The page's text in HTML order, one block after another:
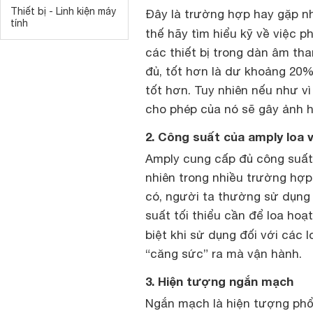
Thiết bị - Linh kiện máy
tính
Đây là trường hợp hay gặp
thế hãy tìm hiểu kỹ về việc
các thiết bị trong dàn âm
đủ, tốt hơn là dư khoảng
tốt hơn. Tuy nhiên nếu như
cho phép của nó sẽ gây ảnh
2. Công suất của amply loa
Amply cung cấp đủ công
nhiên trong nhiều trường
có, người ta thường sử
suất tối thiểu cần để loa
biệt khi sử dụng đối với các
“căng sức” ra mà vận hành.
3. Hiện tượng ngắn mạch
Ngắn mạch là hiện tượng